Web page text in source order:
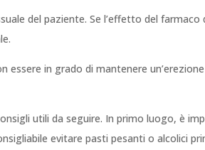
del paziente. Se l’effetto del
in grado di mantenere
utili da seguire. In primo luogo, è
evitare pasti pesanti o alcolici